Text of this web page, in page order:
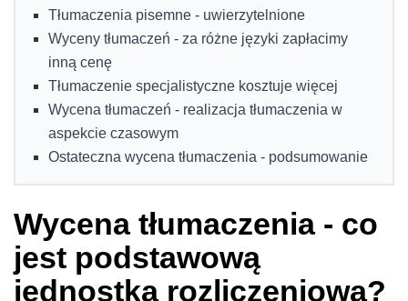
Tłumaczenia pisemne - uwierzytelnione
Wyceny tłumaczeń - za różne języki zapłacimy
inną cenę
Tłumaczenie specjalistyczne kosztuje więcej
Wycena tłumaczeń - realizacja tłumaczenia w
aspekcie czasowym
Ostateczna wycena tłumaczenia - podsumowanie
Wycena tłumaczenia - co
jest podstawową
jednostką rozliczeniową?